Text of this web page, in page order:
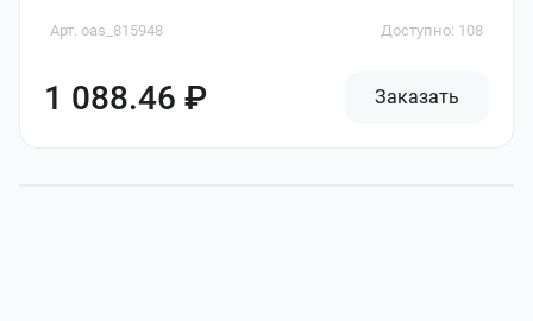
Арт. oas_815948 Доступно: 108
1 088.46 ₽ Заказать